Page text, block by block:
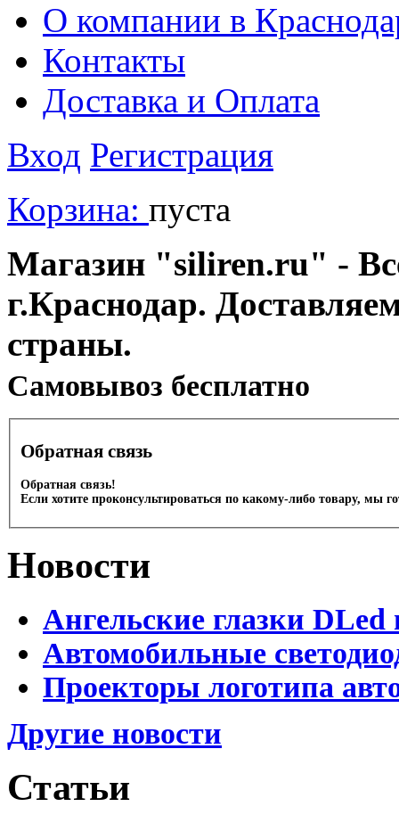
О компании в
Контакты
Доставка и Оплата
Вход Регистрация
Корзина: пуста
Магазин "siliren.ru" -
г.Краснодар.
страны.
Cамовывоз бесплатно
Обратная связь
Обратная связь!
Если хотите проконсультироваться по какому-либо товару, мы
Новости
Ангельские глазки DLed
Автомобильные
Проекторы логотипа
Другие новости
Статьи